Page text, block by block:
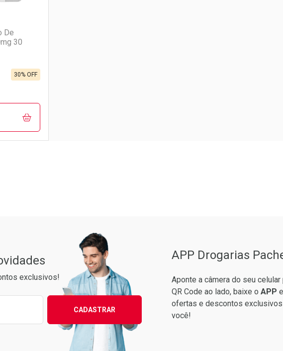
De
30
30% OFF
exclusivos!
para receber as melhores ofertas:
CADASTRAR
APP Drogarias
Aponte a câmera do seu celular
QR Code ao lado, baixe o APP
ofertas e descontos exclusivos
você!